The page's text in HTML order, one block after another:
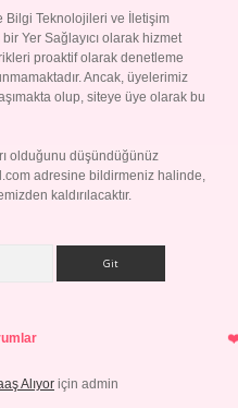
Bilgi Teknolojileri ve İletişim
Yer Sağlayıcı olarak hizmet
proaktif olarak denetleme
Ancak, üyelerimiz
olup, siteye üye olarak bu
olduğunu düşündüğünüz
adresine bildirmeniz halinde,
kaldırılacaktır.
Alıyor için admin